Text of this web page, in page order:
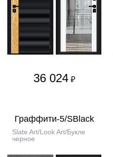
36 024 ₽
Граффити-5/SBlack
Slate Art/Look Art/Букле
черное